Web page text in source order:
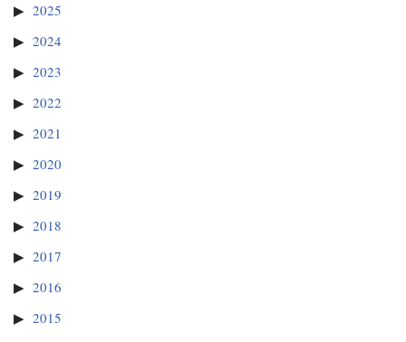
2025
2024
2023
2022
2021
2020
2019
2018
2017
2016
2015